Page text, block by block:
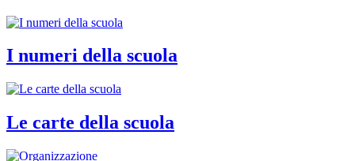
I numeri della scuola
Le carte della scuola